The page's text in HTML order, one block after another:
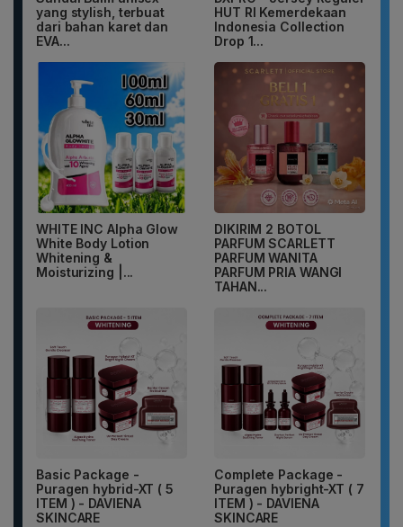
yang stylish, terbuat
dari bahan karet dan
EVA...
HUT RI Kemerdekaan
Indonesia Collection
Drop 1...
WHITE INC Alpha Glow
White Body Lotion
Whitening &
Moisturizing |...
DIKIRIM 2 BOTOL
PARFUM SCARLETT
PARFUM WANITA
PARFUM PRIA WANGI
TAHAN...
Basic Package -
Puragen hybrid-XT ( 5
ITEM ) - DAVIENA
SKINCARE
Complete Package -
Puragen hybright-XT ( 7
ITEM ) - DAVIENA
SKINCARE